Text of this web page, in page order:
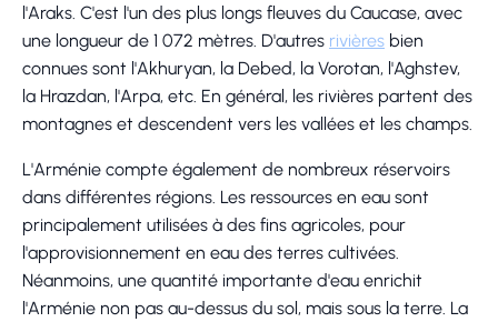
l'Araks. C'est l'un des plus longs fleuves du Caucase, avec
une longueur de 1 072 mètres. D'autres rivières bien
connues sont l'Akhuryan, la Debed, la Vorotan, l'Aghstev,
la Hrazdan, l'Arpa, etc. En général, les rivières partent des
montagnes et descendent vers les vallées et les champs.
L'Arménie compte également de nombreux réservoirs
dans différentes régions. Les ressources en eau sont
principalement utilisées à des fins agricoles, pour
l'approvisionnement en eau des terres cultivées.
Néanmoins, une quantité importante d'eau enrichit
l'Arménie non pas au-dessus du sol, mais sous la terre. La